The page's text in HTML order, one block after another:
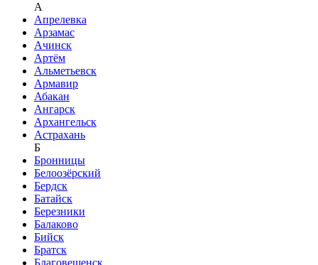
A
Апрелевка
Арзамас
Ачинск
Артём
Альметьевск
Армавир
Абакан
Ангарск
Архангельск
Астрахань
Б
Бронницы
Белоозёрский
Бердск
Батайск
Березники
Балаково
Бийск
Братск
Благовещенск